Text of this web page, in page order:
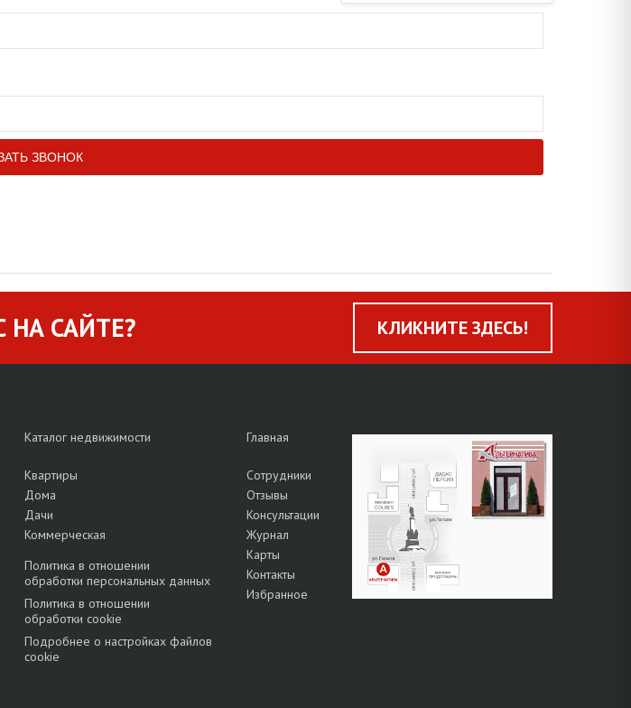
САЙТЕ? КЛИКНИТЕ ЗДЕСЬ!
Каталог недвижимости
Квартиры
Дома
Дачи
Коммерческая
Политика в отношении
обработки персональных данных
Политика в отношении
обработки cookie
Подробнее о настройках файлов
cookie
Главная
Сотрудники
Отзывы
Консультации
Журнал
Карты
Контакты
Избранное